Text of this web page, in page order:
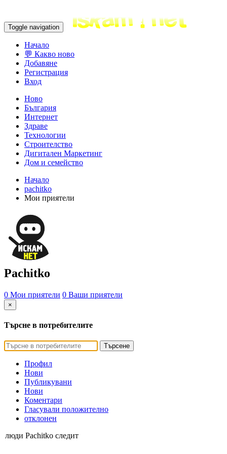
Toggle navigation
Начало
💬 Какво ново
Добавяне
Регистрация
Вход
Ново
България
Интернет
Здраве
Технологии
Строителство
Дигитален Маркетинг
Дом и семейство
Начало
pachitko
Мои приятели
Pachitko
0 Мои приятели 0 Ваши приятели
×
Търсне в потребителите
Търсене
Профил
Нови
Публикувани
Нови
Коментари
Гласували положително
отклонен
люди Pachitko следит